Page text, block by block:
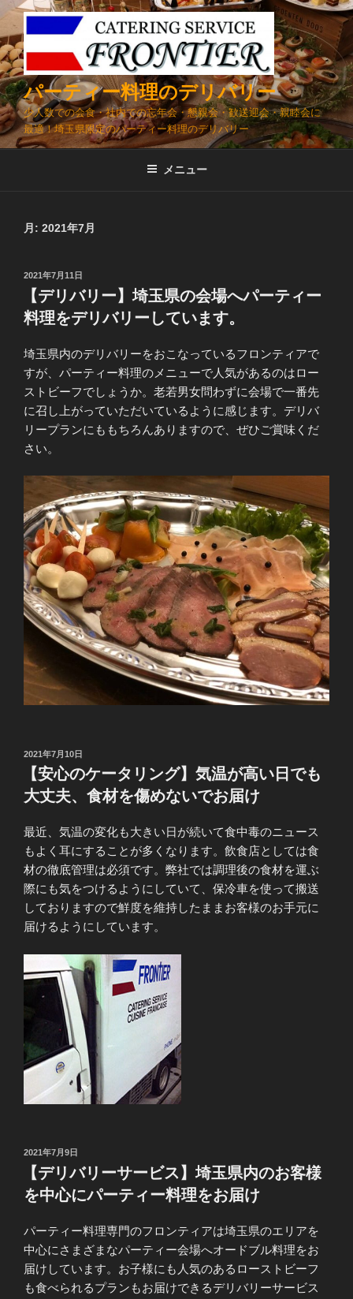
コ
テ
ン
ツ
へ
ス
キ
パーティー料理のデリバリー
少人数での会食・社内での忘年会・懇親会・歓送迎会・親睦会に
最適！埼玉県限定のパーティー料理のデリバリー
メニュー
月: 2021年7月
投
日:
2021年7月11日
【デリバリー】埼玉県の会場へパーティー
料理をデリバリーしています。
埼玉県内のデリバリーをおこなっているフロンティアで
すが、パーティー料理のメニューで人気があるのはロー
ストビーフでしょうか。老若男女問わずに会場で一番先
に召し上がっていただいているように感じます。デリバ
リープランにももちろんありますので、ぜひご賞味くだ
さい。
投
日:
2021年7月10日
【安心のケータリング】気温が高い日でも
大丈夫、食材を傷めないでお届け
最近、気温の変化も大きい日が続いて食中毒のニュース
もよく耳にすることが多くなります。飲食店としては食
材の徹底管理は必須です。弊社では調理後の食材を運ぶ
際にも気をつけるようにしていて、保冷車を使って搬送
しておりますので鮮度を維持したままお客様のお手元に
届けるようにしています。
投
日:
2021年7月9日
【デリバリーサービス】埼玉県内のお客様
を中心にパーティー料理をお届け
パーティー料理専門のフロンティアは埼玉県のエリアを
中心にさまざまなパーティー会場へオードブル料理をお
届けしています。お子様にも人気のあるローストビーフ
も食べられるプランもお届けできるデリバリーサービス